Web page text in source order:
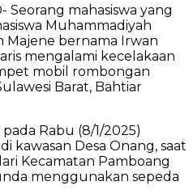
Seorang mahasiswa yang
Muhammadiyah
Majene bernama Irwan
mengalami kecelakaan
mobil rombongan
Barat, Bahtiar
Rabu (8/1/2025)
kawasan Desa Onang, saat
Kecamatan Pamboang
menggunakan sepeda